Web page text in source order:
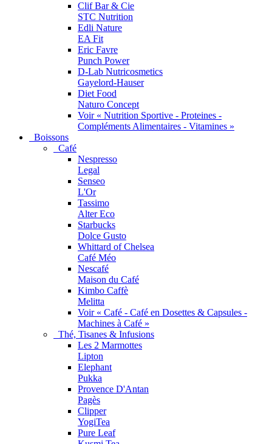
Clif Bar & Cie
STC Nutrition
Edli Nature
EA Fit
Eric Favre
Punch Power
D-Lab Nutricosmetics
Gayelord-Hauser
Diet Food
Naturo Concept
Voir « Nutrition Sportive - Proteines -
Compléments Alimentaires - Vitamines »
Boissons
Café
Nespresso
Legal
Senseo
L'Or
Tassimo
Alter Eco
Starbucks
Dolce Gusto
Whittard of Chelsea
Café Méo
Nescafé
Maison du Café
Kimbo Caffè
Melitta
Voir « Café - Café en Dosettes & Capsules -
Machines à Café »
Thé, Tisanes & Infusions
Les 2 Marmottes
Lipton
Elephant
Pukka
Provence D'Antan
Pagès
Clipper
YogiTea
Pure Leaf